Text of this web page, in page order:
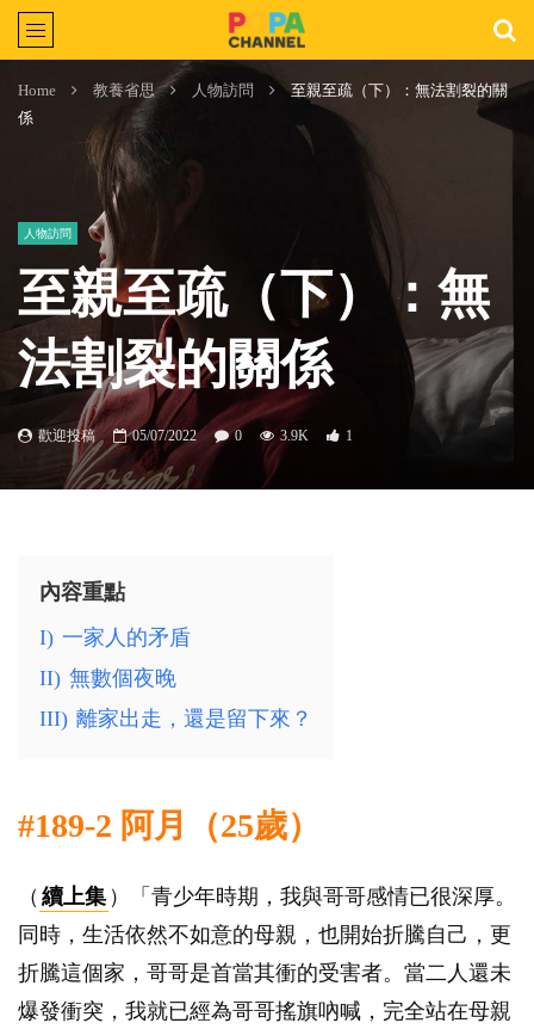
Home 教養省思 人物訪問
至親至疏（下）：無法割裂的關
係
人物訪問
至親至疏（下）：無
法割裂的關係
歡迎投稿 05/07/2022 0 3.9K 1
內容重點
I) 一家人的矛盾
II) 無數個夜晚
III) 離家出走，還是留下來？
#189-2 阿月（25歲）
（ 續上集 ）「青少年時期，我與哥哥感情已很深厚。
同時，生活依然不如意的母親，也開始折騰自己，更
折騰這個家，哥哥是首當其衝的受害者。當二人還未
爆發衝突，我就已經為哥哥搖旗吶喊，完全站在母親